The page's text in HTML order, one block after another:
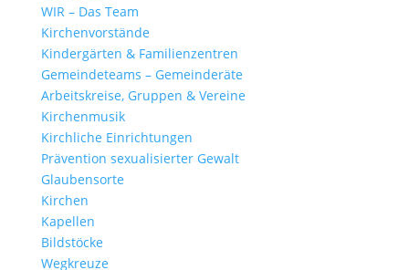
WIR – Das Team
Kirchen­vor­stände
Kinder­gärten & Familienzentren
Gemein­de­teams – Gemeinderäte
Arbeits­kreise, Gruppen & Vereine
Kirchen­musik
Kirch­liche Einrichtungen
Präven­tion sexua­li­sierter Gewalt
Glau­ben­s­orte
Kirchen
Kapellen
Bild­stöcke
Wegkreuze